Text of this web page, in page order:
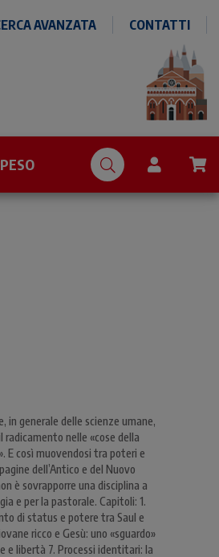
AVANZATA CONTATTI
in generale delle scienze umane,
radicamento nelle «cose della
E così muovendosi tra poteri e
dell’Antico e del Nuovo
è sovrapporre una disciplina a
e per la pastorale. Capitoli: 1.
di status e potere tra Saul e
ricco e Gesù: uno «sguardo»
e libertà 7. Processi identitari: la